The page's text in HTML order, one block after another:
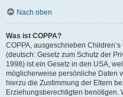
Nach oben
Was ist COPPA?
COPPA, ausgeschrieben
(deutsch: Gesetz zum Schutz der
1998) ist ein Gesetz in den USA,
möglicherweise persönliche Daten
hierzu die Zustimmung der Eltern
Erziehungsberechtigten benötigen.